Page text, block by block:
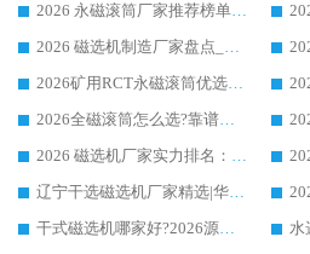
2026 永磁滚筒厂家推荐榜单：技术与实力双驱，华体会手机网页版-华体会(中国) 表现突出
2026 磁选机制造厂家盘点_华体会手机网页版-华体会(中国) _综合实力剖析
2026矿用RCT永磁滚筒优选厂家_华体会手机网页版-华体会(中国) 领衔靠谱品牌盘点
2026全磁滚筒怎么选?靠谱厂家推荐，口碑之选华体会手机网页版-华体会(中国)
2026 磁选机厂家实力排名：技术与实力双轮驱动，华体会手机网页版-华体会(中国) 领跑
辽宁干选磁选机厂家精选|华体会手机网页版-华体会(中国) 硬核实力领跑行业标杆
干式磁选机哪家好?2026源头厂家推荐_华体会手机网页版-华体会(中国) 强磁磁选机生产厂家